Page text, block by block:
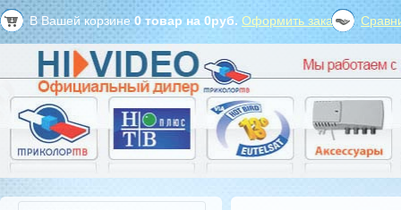
В Вашей корзине 0 товар на 0руб. Оформить заказ?